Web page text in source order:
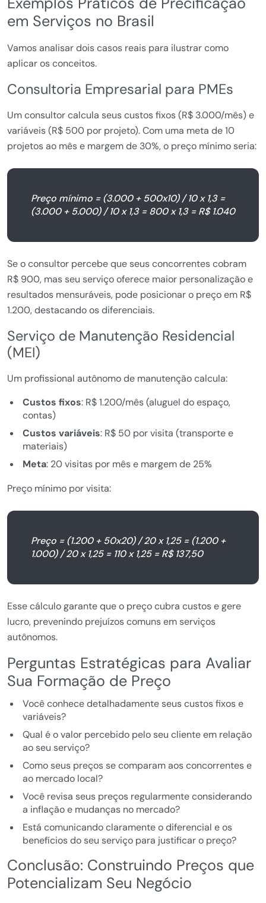
em Serviços no Brasil
Vamos analisar dois casos reais para ilustrar como
aplicar os conceitos.
Consultoria Empresarial para PMEs
Um consultor calcula seus custos fixos (R$ 3.000/mês) e
variáveis (R$ 500 por projeto). Com uma meta de 10
projetos ao mês e margem de 30%, o preço mínimo seria:
Preço mínimo = (3.000 + 500x10) / 10 x 1,3 =
(3.000 + 5.000) / 10 x 1,3 = 800 x 1,3 = R$ 1.040
Se o consultor percebe que seus concorrentes cobram
R$ 900, mas seu serviço oferece maior personalização e
resultados mensuráveis, pode posicionar o preço em R$
1.200, destacando os diferenciais.
Serviço de Manutenção Residencial
(MEI)
Um profissional autônomo de manutenção calcula:
Custos fixos: R$ 1.200/mês (aluguel do espaço,
contas)
Custos variáveis: R$ 50 por visita (transporte e
materiais)
Meta: 20 visitas por mês e margem de 25%
Preço mínimo por visita:
Preço = (1.200 + 50x20) / 20 x 1,25 = (1.200 +
1.000) / 20 x 1,25 = 110 x 1,25 = R$ 137,50
Esse cálculo garante que o preço cubra custos e gere
lucro, prevenindo prejuízos comuns em serviços
autônomos.
Perguntas Estratégicas para Avaliar
Sua Formação de Preço
Você conhece detalhadamente seus custos fixos e
variáveis?
Qual é o valor percebido pelo seu cliente em relação
ao seu serviço?
Como seus preços se comparam aos concorrentes e
ao mercado local?
Você revisa seus preços regularmente considerando
a inflação e mudanças no mercado?
Está comunicando claramente o diferencial e os
benefícios do seu serviço para justificar o preço?
Conclusão: Construindo Preços que
Potencializam Seu Negócio